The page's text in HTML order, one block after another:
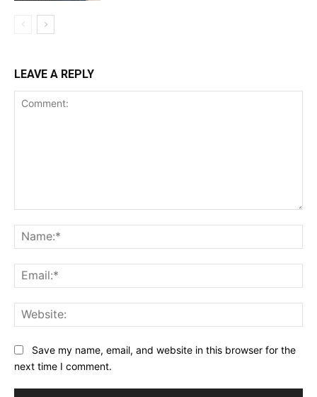
LEAVE A REPLY
Save my name, email, and website in this browser for the
next time I comment.